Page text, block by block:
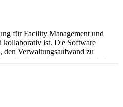
für Facility Management und
kollaborativ ist. Die Software
den Verwaltungsaufwand zu
die Gebäudewartung zu behalten.
verfügbar. Die Preise gibt es auf